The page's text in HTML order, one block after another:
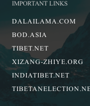
IMPORTANT LINKS
DALAILAMA.COM
BOD.ASIA
TIBET.NET
XIZANG-ZHIYE.ORG
INDIATIBET.NET